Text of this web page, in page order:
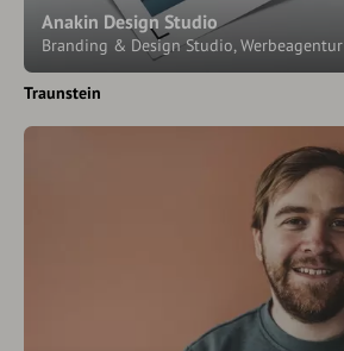
Anakin Design Studio
Branding & Design Studio, Werbeagentur
Traunstein